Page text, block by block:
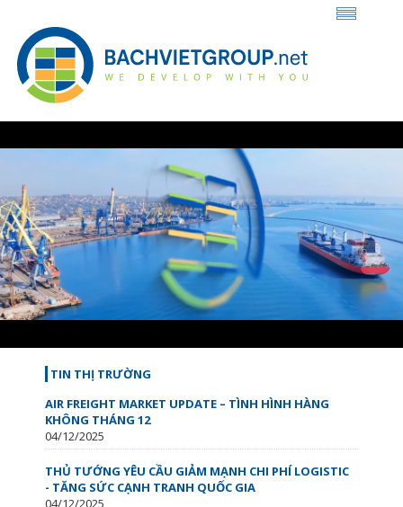
43.76%
TIN THỊ TRƯỜNG
AIR FREIGHT MARKET UPDATE – TÌNH HÌNH HÀNG
KHÔNG THÁNG 12
04/12/2025
THỦ TƯỚNG YÊU CẦU GIẢM MẠNH CHI PHÍ LOGISTIC
- TĂNG SỨC CẠNH TRANH QUỐC GIA
04/12/2025